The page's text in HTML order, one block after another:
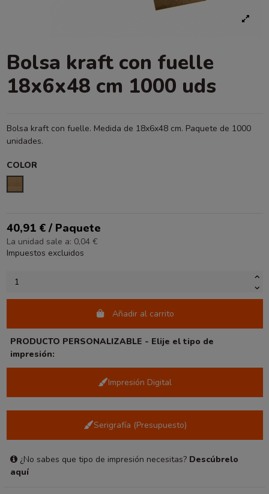
Bolsa kraft con fuelle
18x6x48 cm 1000 uds
Bolsa kraft con fuelle. Medida de 18x6x48 cm. Paquete de 1000
unidades.
COLOR
40,91 € / Paquete
La unidad sale a: 0,04 €
Impuestos excluidos
Añadir al carrito
PRODUCTO PERSONALIZABLE - Elije el tipo de
impresión:
Impresión Digital
Serigrafía (Presupuesto)
¿No sabes que tipo de impresión necesitas?Descúbrelo
aquí